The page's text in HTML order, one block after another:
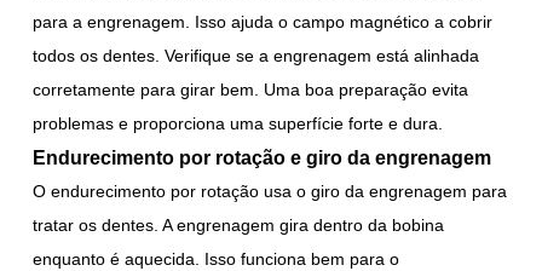
para a engrenagem. Isso ajuda o campo magnético a cobrir
todos os dentes. Verifique se a engrenagem está alinhada
corretamente para girar bem. Uma boa preparação evita
problemas e proporciona uma superfície forte e dura.
Endurecimento por rotação e giro da engrenagem
O endurecimento por rotação usa o giro da engrenagem para
tratar os dentes. A engrenagem gira dentro da bobina
enquanto é aquecida. Isso funciona bem para o